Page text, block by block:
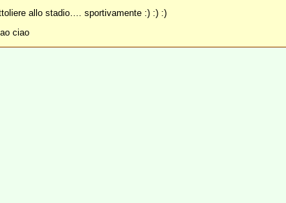
allo stadio…. sportivamente :) :) :)
ciao